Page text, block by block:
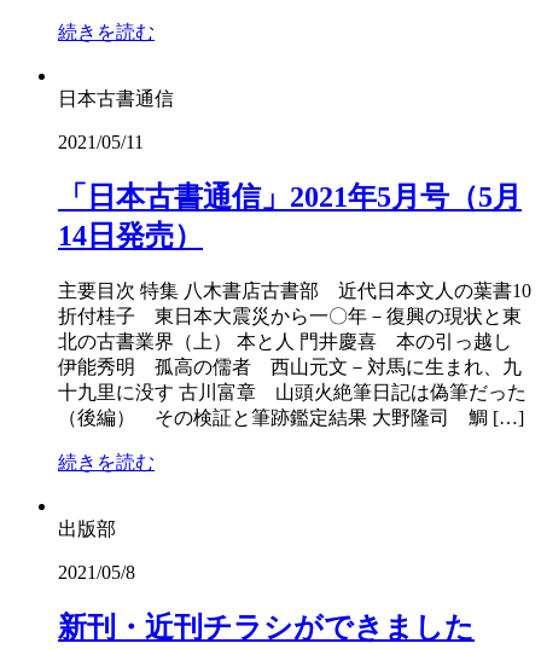
続きを読む
日本古書通信
2021/05/11
「日本古書通信」2021年5月号（5月
14日発売）
主要目次 特集 八木書店古書部 近代日本文人の葉書10
折付桂子 東日本大震災から一〇年－復興の現状と東
北の古書業界（上） 本と人 門井慶喜 本の引っ越し
伊能秀明 孤高の儒者 西山元文－対馬に生まれ、九
十九里に没す 古川富章 山頭火絶筆日記は偽筆だった
（後編） その検証と筆跡鑑定結果 大野隆司 鯛 […]
続きを読む
出版部
2021/05/8
新刊・近刊チラシができました